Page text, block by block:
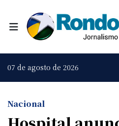
07 de agosto de 2026
Nacional